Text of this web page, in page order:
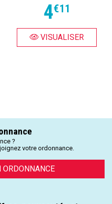
4€11
VISUALISER
?
votre ordonnance.
ORDONNANCE